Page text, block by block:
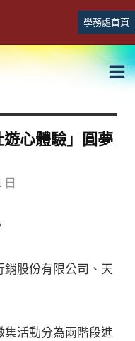
學務處首頁
心體驗」圓夢
日
股份有限公司、天
活動分為兩階段進